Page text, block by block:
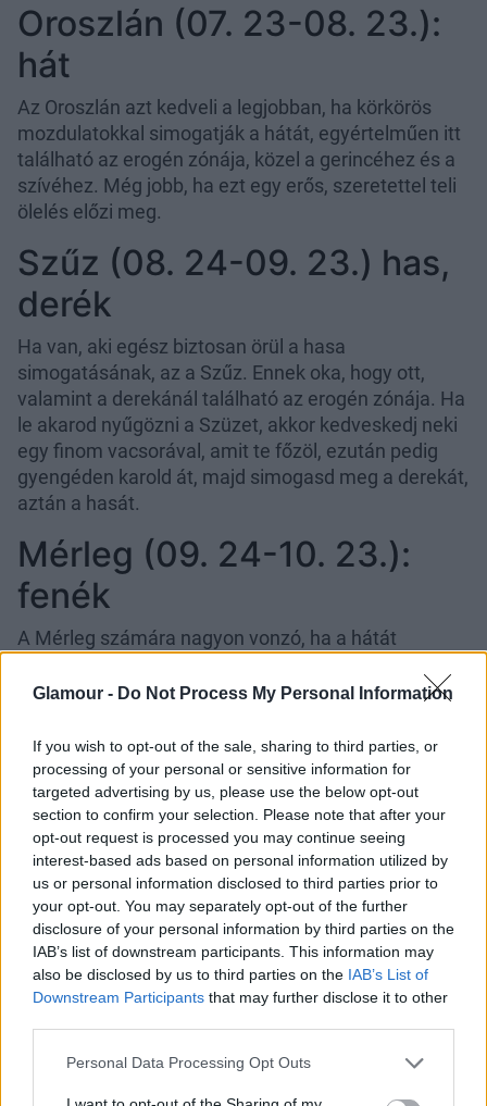
Glamour - Do Not Process My Personal Information
If you wish to opt-out of the sale, sharing to third parties, or
processing of your personal or sensitive information for
targeted advertising by us, please use the below opt-out
section to confirm your selection. Please note that after your
opt-out request is processed you may continue seeing
interest-based ads based on personal information utilized by
us or personal information disclosed to third parties prior to
your opt-out. You may separately opt-out of the further
disclosure of your personal information by third parties on the
IAB’s list of downstream participants. This information may
also be disclosed by us to third parties on the IAB’s List of
Downstream Participants that may further disclose it to other
Please note that this website/app uses one or more Google
Personal Data Processing Opt Outs
Oroszlán (07. 23-08. 23.):
hát
Az Oroszlán azt kedveli a legjobban, ha körkörös
mozdulatokkal simogatják a hátát, egyértelműen itt
található az erogén zónája, közel a gerincéhez és a
szívéhez. Még jobb, ha ezt egy erős, szeretettel teli
ölelés előzi meg.
Szűz (08. 24-09. 23.) has,
derék
Ha van, aki egész biztosan örül a hasa
simogatásának, az a Szűz. Ennek oka, hogy ott,
valamint a derekánál található az erogén zónája. Ha
le akarod nyűgözni a Szüzet, akkor kedveskedj neki
egy finom vacsorával, amit te főzöl, ezután pedig
gyengéden karold át, majd simogasd meg a derekát,
aztán a hasát.
Mérleg (09. 24-10. 23.):
fenék
A Mérleg számára nagyon vonzó, ha a hátát
utóbbinál található az erogén zónája. Légy
Skorpió (10. 24-11. 22.):
nemi szerv
A Skorpiónak központi eleme a szexualitás, nagyon
érzéki személyiség. Nem véletlen, hogy az erogén
kísérletezésekre sem mond nemet.